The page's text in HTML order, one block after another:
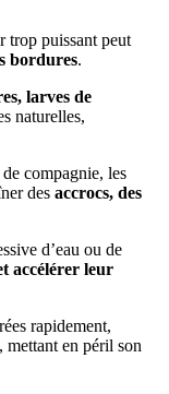
trop puissant peut
bordures.
larves de
naturelles,
compagnie, les
des accrocs, des
d’eau ou de
accélérer leur
rapidement,
, mettant en péril son